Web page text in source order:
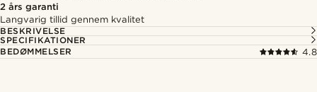
2 års garanti
Langvarig tillid gennem kvalitet
BESKRIVELSE
SPECIFIKATIONER
BEDØMMELSER
4.8